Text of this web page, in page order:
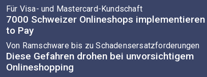
Für Visa- und Mastercard-Kundschaft
7000 Schweizer Onlineshops
to Pay
Von Ramschware bis zu Schadensersatzforderungen
Diese Gefahren drohen bei unvorsichtigem
Onlineshopping